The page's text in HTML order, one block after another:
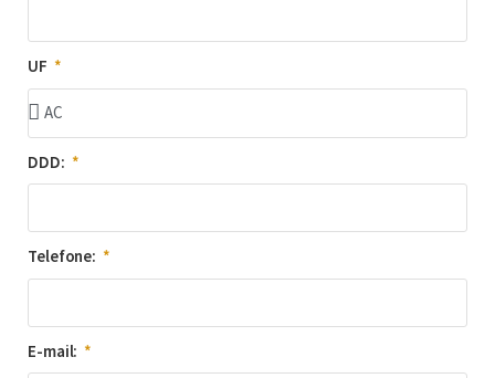
UF
DDD:
Telefone:
E-mail: